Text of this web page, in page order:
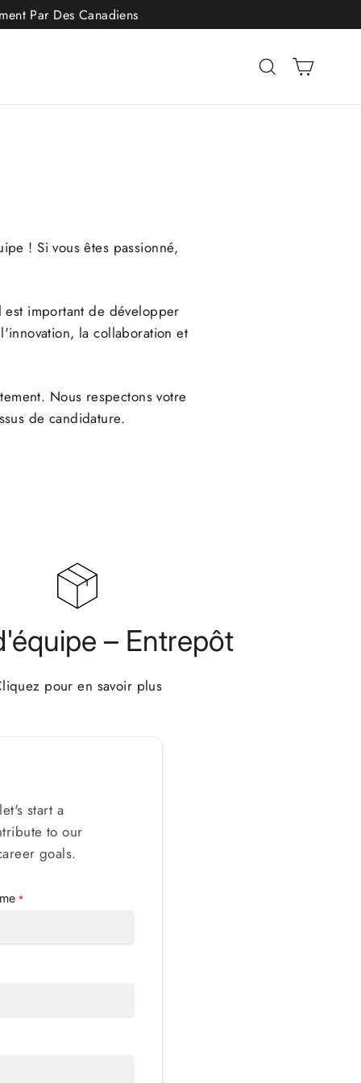
Par Des Canadiens
Rechercher
Panier
! Si vous êtes passionné,
important de développer
la collaboration et
Nous respectons votre
de candidature.
– Entrepôt
pour en savoir plus
start a
to our
goals.
*